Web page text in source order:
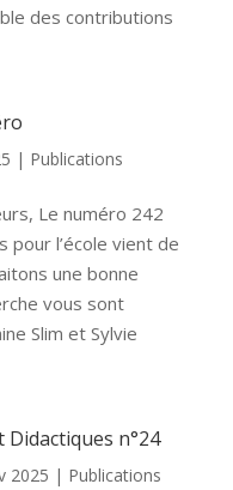
des contributions
| Publications
Le numéro 242
pour l’école vient de
une bonne
vous sont
Slim et Sylvie
n°24
2025 | Publications